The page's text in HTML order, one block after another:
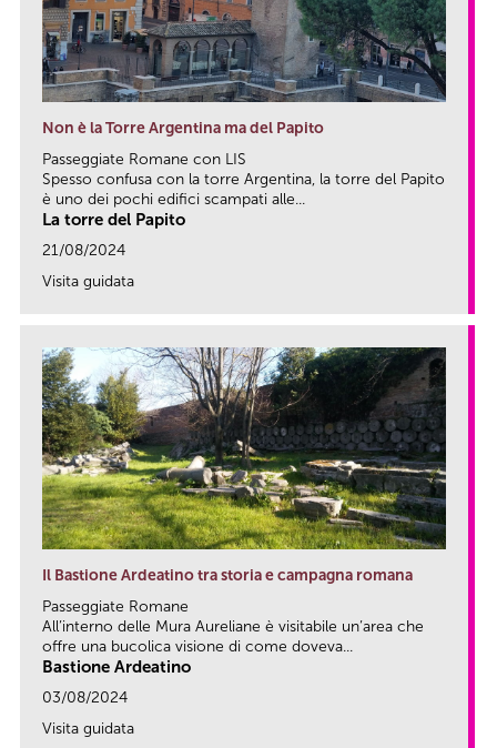
Non è la Torre Argentina ma del Papito
Passeggiate Romane con LIS
Spesso confusa con la torre Argentina, la torre del Papito
è uno dei pochi edifici scampati alle...
La torre del Papito
21/08/2024
Visita guidata
Il Bastione Ardeatino tra storia e campagna romana
Passeggiate Romane
All’interno delle Mura Aureliane è visitabile un’area che
offre una bucolica visione di come doveva...
Bastione Ardeatino
03/08/2024
Visita guidata